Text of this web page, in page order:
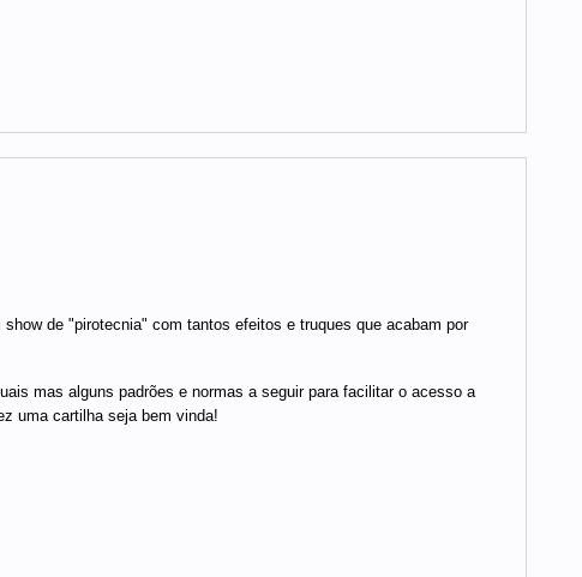
de "pirotecnia" com tantos efeitos e truques que acabam por
mas alguns padrões e normas a seguir para facilitar o acesso a
uma cartilha seja bem vinda!